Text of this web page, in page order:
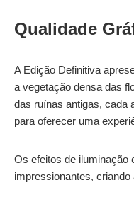
Qualidade
A Edição Definitiva
a vegetação densa das
das ruínas antigas, cada
para oferecer uma
Os efeitos de iluminação
impressionantes,